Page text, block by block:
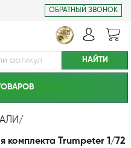
ОБРАТНЫЙ ЗВОНОК
/
комплекта Trumpeter 1/72